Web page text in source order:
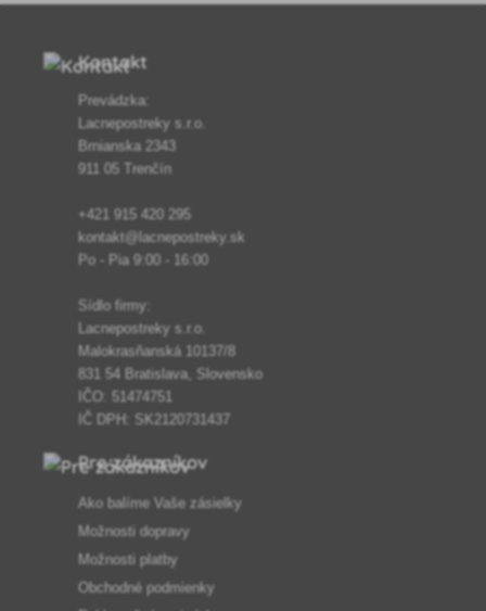
Kontakt
Prevádzka:
Lacnepostreky s.r.o.
Brnianska 2343
911 05 Trenčín
+421 915 420 295
kontakt@lacnepostreky.sk
Po - Pia 9:00 - 16:00
Sídlo firmy:
Lacnepostreky s.r.o.
Malokrasňanská 10137/8
831 54 Bratislava, Slovensko
IČO: 51474751
IČ DPH: SK2120731437
Pre zákazníkov
Ako balíme Vaše zásielky
Možnosti dopravy
Možnosti platby
Obchodné podmienky